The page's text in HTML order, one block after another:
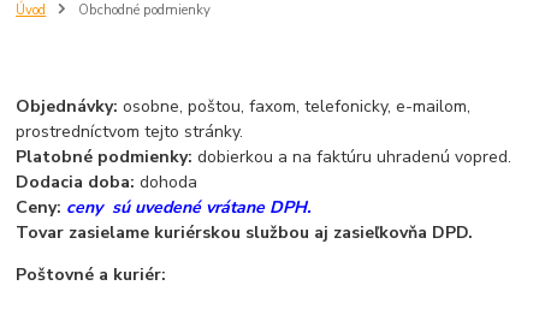
Úvod Obchodné podmienky
Objednávky: osobne, poštou, faxom, telefonicky, e-mailom,
prostredníctvom tejto stránky.
Platobné podmienky: dobierkou a na faktúru uhradenú vopred.
Dodacia doba: dohoda
Ceny: ceny sú uvedené vrátane DPH.
Tovar zasielame kuriérskou službou aj zasieľkovňa DPD.
Poštovné a kuriér: